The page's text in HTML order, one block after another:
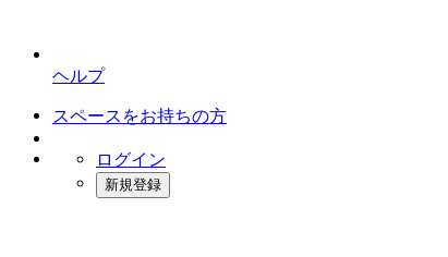
ヘルプ
スペースをお持ちの方
ログイン
新規登録